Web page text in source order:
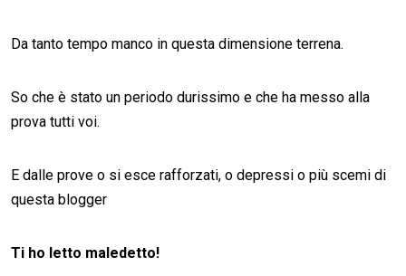
Da tanto tempo manco in questa dimensione terrena.
So che è stato un periodo durissimo e che ha messo alla
prova tutti voi.
E dalle prove o si esce rafforzati, o depressi o più scemi di
questa blogger
Ti ho letto maledetto!